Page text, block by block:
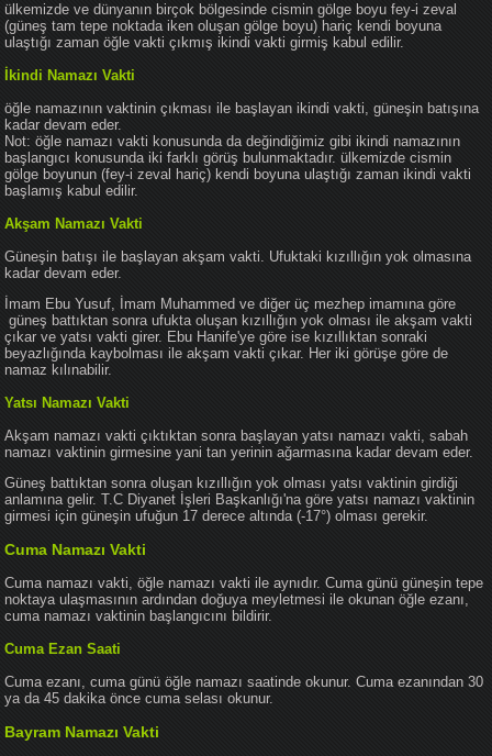
ülkemizde ve dünyanın birçok bölgesinde cismin gölge boyu fey-i zeval
(güneş tam tepe noktada iken oluşan gölge boyu) hariç kendi boyuna
ulaştığı zaman öğle vakti çıkmış ikindi vakti girmiş kabul edilir.
İkindi Namazı Vakti
öğle namazının vaktinin çıkması ile başlayan ikindi vakti, güneşin batışına
kadar devam eder.
Not: öğle namazı vakti konusunda da değindiğimiz gibi ikindi namazının
başlangıcı konusunda iki farklı görüş bulunmaktadır. ülkemizde cismin
gölge boyunun (fey-i zeval hariç) kendi boyuna ulaştığı zaman ikindi vakti
başlamış kabul edilir.
Akşam Namazı Vakti
Güneşin batışı ile başlayan akşam vakti. Ufuktaki kızıllığın yok olmasına
kadar devam eder.
İmam Ebu Yusuf, İmam Muhammed ve diğer üç mezhep imamına göre
güneş battıktan sonra ufukta oluşan kızıllığın yok olması ile akşam vakti
çıkar ve yatsı vakti girer. Ebu Hanife'ye göre ise kızıllıktan sonraki
beyazlığında kaybolması ile akşam vakti çıkar. Her iki görüşe göre de
namaz kılınabilir.
Yatsı Namazı Vakti
Akşam namazı vakti çıktıktan sonra başlayan yatsı namazı vakti, sabah
namazı vaktinin girmesine yani tan yerinin ağarmasına kadar devam eder.
Güneş battıktan sonra oluşan kızıllığın yok olması yatsı vaktinin girdiği
anlamına gelir. T.C Diyanet İşleri Başkanlığı'na göre yatsı namazı vaktinin
girmesi için güneşin ufuğun 17 derece altında (-17°) olması gerekir.
Cuma Namazı Vakti
Cuma namazı vakti, öğle namazı vakti ile aynıdır. Cuma günü güneşin tepe
noktaya ulaşmasının ardından doğuya meyletmesi ile okunan öğle ezanı,
cuma namazı vaktinin başlangıcını bildirir.
Cuma Ezan Saati
Cuma ezanı, cuma günü öğle namazı saatinde okunur. Cuma ezanından 30
ya da 45 dakika önce cuma selası okunur.
Bayram Namazı Vakti